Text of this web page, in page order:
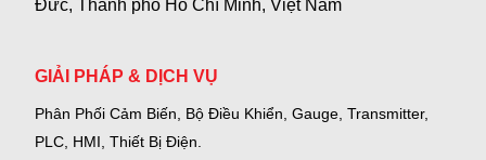
Đức, Thành phố Hồ Chí Minh, Việt Nam
GIẢI PHÁP & DỊCH VỤ
Phân Phối Cảm Biến, Bộ Điều Khiển, Gauge, Transmitter,
PLC, HMI, Thiết Bị Điện.